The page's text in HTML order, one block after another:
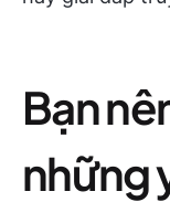
Bạn
những